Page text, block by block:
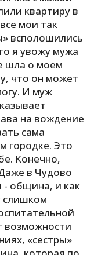
квартиру в
мои так
всполошились
я увожу мужа
шла о моем
что он может
И муж
на вождение
сама
городке. Это
Конечно,
в Чудово
- община, и как
слишком
возможности
«сестры»